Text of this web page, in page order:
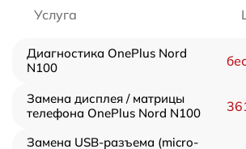
Услуга
Диагностика OnePlus Nord
N100
Замена дисплея / матрицы
телефона OnePlus Nord N100
Замена USB-разъема (micro-